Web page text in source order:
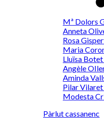
Mª Dolors
Anneta
Rosa
Maria
Lluïsa
Angèle
Aminda
Pilar Vilaret
Modesta
Pàrlut cassanenc